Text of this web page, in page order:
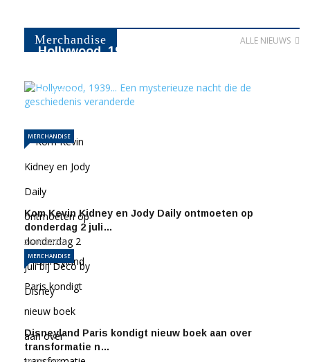
Merchandise
Hollywood, 1939... Een mysterieuze
10-07-2026
Kom Kevin Kidney en Jody Daily ontmoeten op
donderdag 2 juli…
MERCHANDISE
26-06-2026
Disneyland Paris kondigt nieuw boek aan over
transformatie n…
MERCHANDISE
ALLE NIEUWS